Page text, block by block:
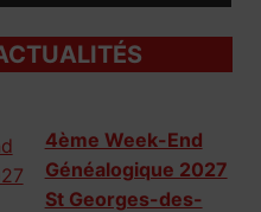
4ème Week-End
Généalogique 2027
St Georges-des-